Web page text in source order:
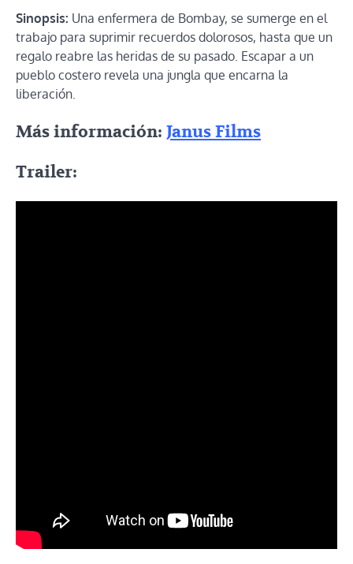
Sinopsis: Una enfermera de Bombay, se sumerge en el
trabajo para suprimir recuerdos dolorosos, hasta que un
regalo reabre las heridas de su pasado. Escapar a un
pueblo costero revela una jungla que encarna la
liberación.
Más información: Janus Films
Trailer: